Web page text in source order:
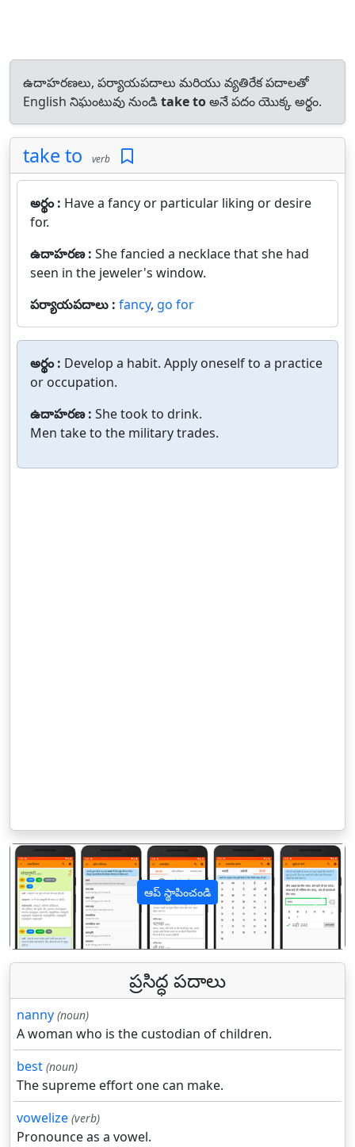
ఉదాహరణలు, పర్యాయపదాలు మరియు వ్యతిరేక పదాలతో
English నిఘంటువు నుండిtake toఅనే పదం యొక్క అర్థం.
take to verb
అర్థం : Have a fancy or particular liking or desire
for.
ఉదాహరణ : She fancied a necklace that she had
seen in the jeweler's window.
పర్యాయపదాలు : fancy, go for
అర్థం : Develop a habit. Apply oneself to a practice
or occupation.
ఉదాహరణ : She took to drink.
Men take to the military trades.
ఆప్ స్థాపించండి
पिछला
ప్రసిద్ధ పదాలు
nanny (noun)
A woman who is the custodian of children.
best (noun)
The supreme effort one can make.
vowelize (verb)
Pronounce as a vowel.